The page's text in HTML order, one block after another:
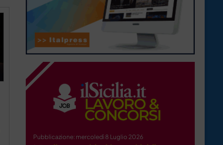
Pubblicazione: mercoledì 8 Luglio 2026